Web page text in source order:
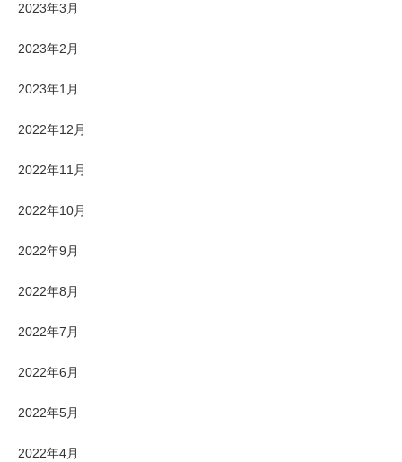
2023年3月
2023年2月
2023年1月
2022年12月
2022年11月
2022年10月
2022年9月
2022年8月
2022年7月
2022年6月
2022年5月
2022年4月